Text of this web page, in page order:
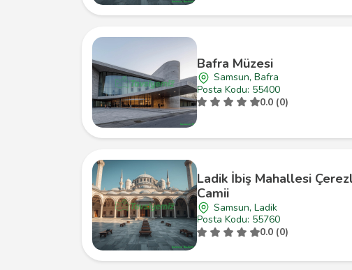
Bafra Müzesi
Samsun, Bafra
Posta Kodu: 55400
0.0 (0)
Ladik İbiş Mahallesi
Camii
Samsun, Ladik
Posta Kodu: 55760
0.0 (0)